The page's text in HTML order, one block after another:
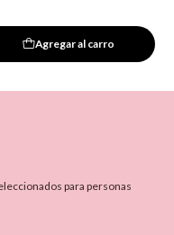
Agregar al carro
para personas